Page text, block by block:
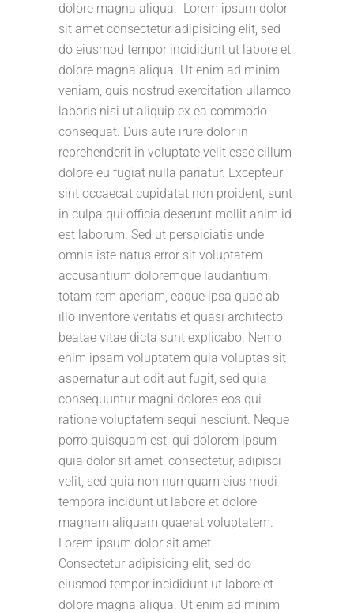
dolore magna aliqua. Lorem ipsum dolor
sit amet consectetur adipisicing elit, sed
do eiusmod tempor incididunt ut labore et
dolore magna aliqua. Ut enim ad minim
veniam, quis nostrud exercitation ullamco
laboris nisi ut aliquip ex ea commodo
consequat. Duis aute irure dolor in
reprehenderit in voluptate velit esse cillum
dolore eu fugiat nulla pariatur. Excepteur
sint occaecat cupidatat non proident, sunt
in culpa qui officia deserunt mollit anim id
est laborum. Sed ut perspiciatis unde
omnis iste natus error sit voluptatem
accusantium doloremque laudantium,
totam rem aperiam, eaque ipsa quae ab
illo inventore veritatis et quasi architecto
beatae vitae dicta sunt explicabo. Nemo
enim ipsam voluptatem quia voluptas sit
aspernatur aut odit aut fugit, sed quia
consequuntur magni dolores eos qui
ratione voluptatem sequi nesciunt. Neque
porro quisquam est, qui dolorem ipsum
quia dolor sit amet, consectetur, adipisci
velit, sed quia non numquam eius modi
tempora incidunt ut labore et dolore
magnam aliquam quaerat voluptatem.
Lorem ipsum dolor sit amet.
Consectetur adipisicing elit, sed do
eiusmod tempor incididunt ut labore et
dolore magna aliqua. Ut enim ad minim